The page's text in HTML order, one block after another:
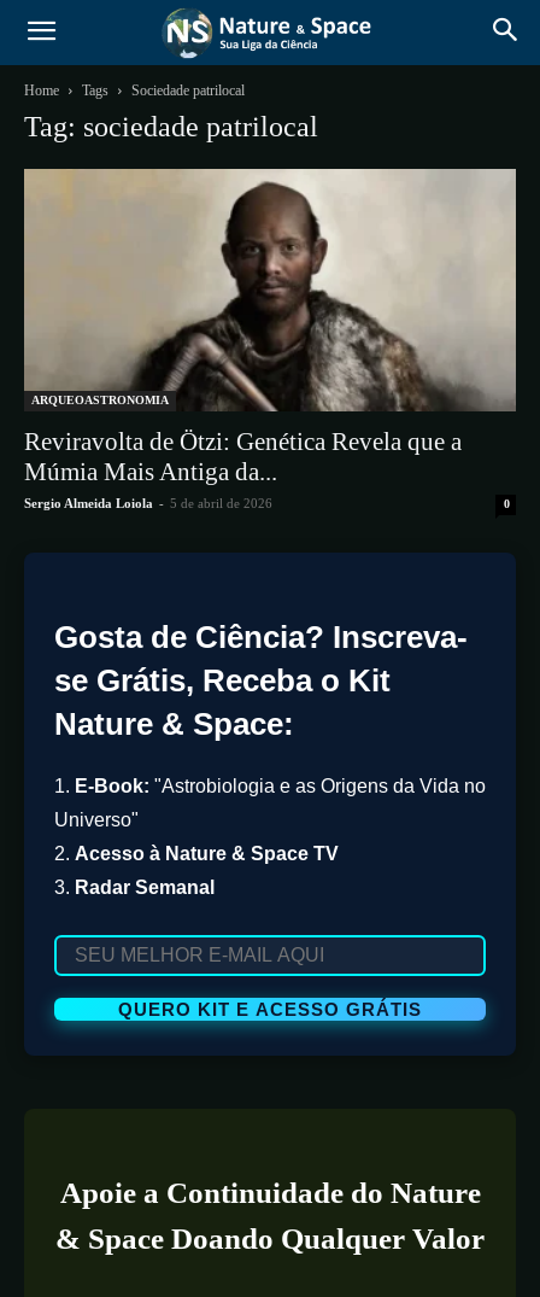
Home Tags Sociedade patrilocal
Tag: sociedade patrilocal
ARQUEOASTRONOMIA
Reviravolta de Ötzi: Genética Revela que a
Múmia Mais Antiga da...
Sergio Almeida Loiola - 5 de abril de 2026 0
Gosta de Ciência? Inscreva-
se Grátis, Receba o Kit
Nature & Space:
1. E-Book: "Astrobiologia e as Origens da Vida no
Universo"
2. Acesso à Nature & Space TV
3. Radar Semanal
Apoie a Continuidade do Nature
& Space Doando Qualquer Valor